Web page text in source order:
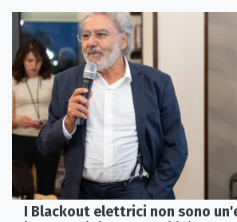
I Blackout elettrici non sono